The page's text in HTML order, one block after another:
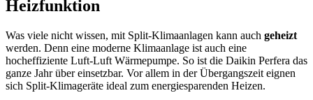
Heizfunktion
Was viele nicht wissen, mit Split-Klimaanlagen kann auch geheizt
werden. Denn eine moderne Klimaanlage ist auch eine
hocheffiziente Luft-Luft Wärmepumpe. So ist die Daikin Perfera das
ganze Jahr über einsetzbar. Vor allem in der Übergangszeit eignen
sich Split-Klimageräte ideal zum energiesparenden Heizen.